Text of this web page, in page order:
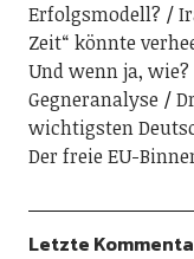
Erfolgsmodell?
Zeit“ könnte
Und wenn ja, wie?
Gegneranalyse
wichtigsten
Der freie EU-
Letzte